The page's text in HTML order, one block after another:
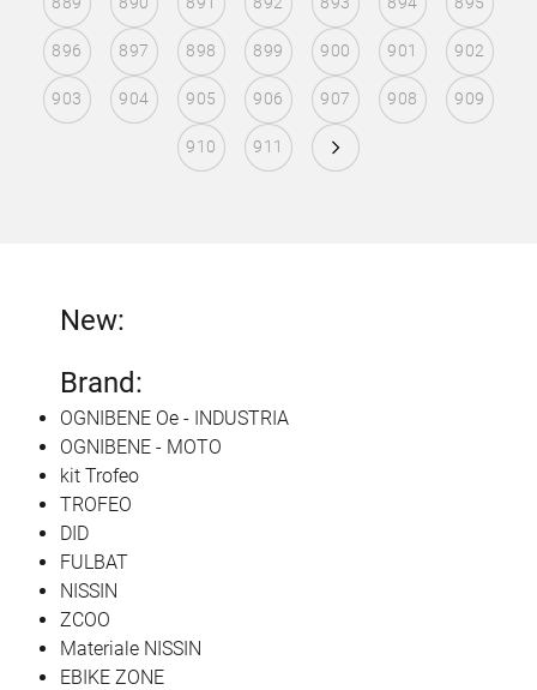
896 897 898 899 900 901 902
903 904 905 906 907 908 909
910 911
New:
Brand:
OGNIBENE Oe - INDUSTRIA
OGNIBENE - MOTO
kit Trofeo
TROFEO
DID
FULBAT
NISSIN
ZCOO
Materiale NISSIN
EBIKE ZONE